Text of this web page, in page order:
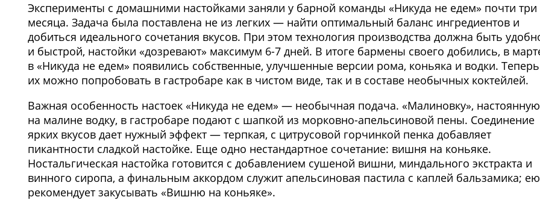
Эксперименты с домашними настойками заняли у барной команды «Никуда не едем» почти три
месяца. Задача была поставлена не из легких — найти оптимальный баланс ингредиентов и
добиться идеального сочетания вкусов. При этом технология производства должна быть
и быстрой, настойки «дозревают» максимум 6-7 дней. В итоге бармены своего добились, в
в «Никуда не едем» появились собственные, улучшенные версии рома, коньяка и водки. Теперь
их можно попробовать в гастробаре как в чистом виде, так и в составе необычных коктейлей.
Важная особенность настоек «Никуда не едем» — необычная подача. «Малиновку», настоянную
на малине водку, в гастробаре подают с шапкой из морковно-апельсиновой пены. Соединение
ярких вкусов дает нужный эффект — терпкая, с цитрусовой горчинкой пенка добавляет
пикантности сладкой настойке. Еще одно нестандартное сочетание: вишня на коньяке.
Ностальгическая настойка готовится с добавлением сушеной вишни, миндального экстракта и
винного сиропа, а финальным аккордом служит апельсиновая пастила с каплей бальзамика;
рекомендует закусывать «Вишню на коньяке».